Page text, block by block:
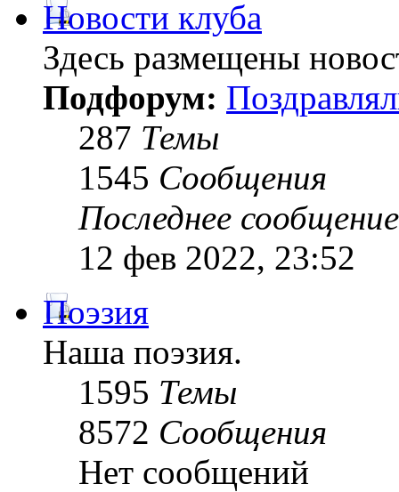
Новости клуба
Здесь размещены
Подфорум:
287 Темы
1545 Сообщения
Последнее сообщение
12 фев 2022, 23:52
Поэзия
Наша поэзия.
1595 Темы
8572 Сообщения
Нет сообщений